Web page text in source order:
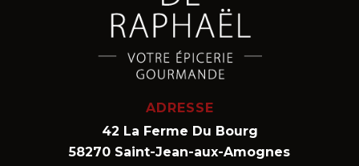
ADRESSE
42 La Ferme Du Bourg
58270 Saint-Jean-aux-Amognes